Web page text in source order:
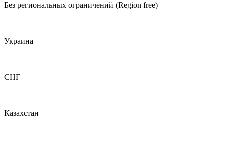
Без региональных ограничений (Region free)
–
–
–
Украина
–
–
–
СНГ
–
–
–
Казахстан
–
–
–